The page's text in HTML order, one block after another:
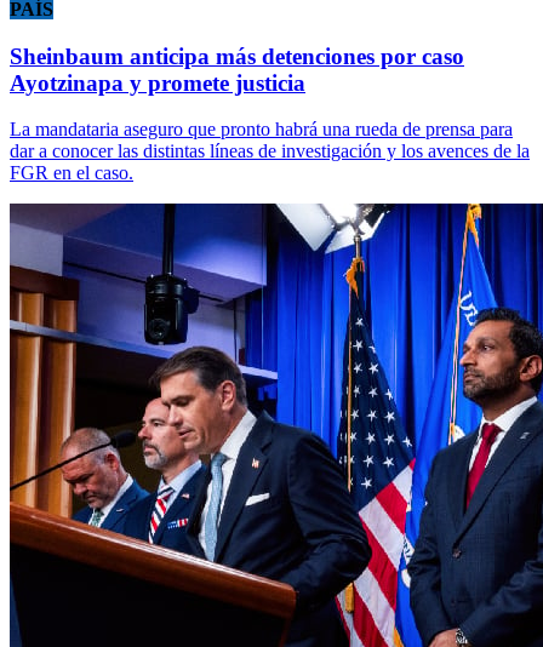
PAÍS
Sheinbaum anticipa más detenciones por caso
Ayotzinapa y promete justicia
La mandataria aseguro que pronto habrá una rueda de prensa para
dar a conocer las distintas líneas de investigación y los avences de la
FGR en el caso.